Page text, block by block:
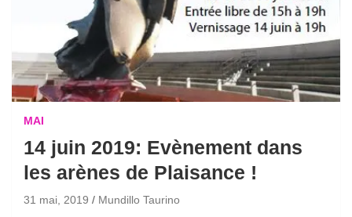
MAI
14 juin 2019: Evènement dans
les arènes de Plaisance !
31 mai, 2019 Mundillo Taurino